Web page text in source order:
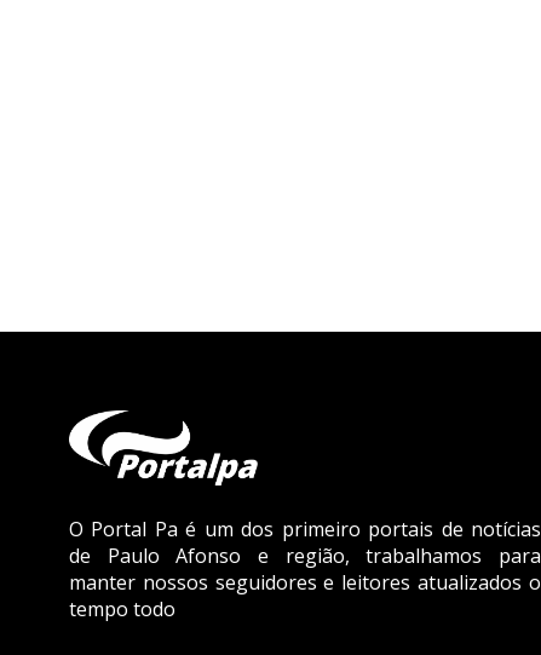
O Portal Pa é um dos primeiro portais de notícias
de Paulo Afonso e região, trabalhamos para
manter nossos seguidores e leitores atualizados o
tempo todo